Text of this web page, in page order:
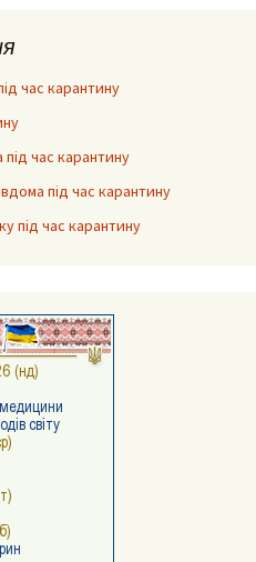
час карантину
час карантину
під час карантину
під час карантину